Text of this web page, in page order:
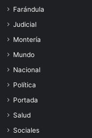
Farándula
Judicial
Montería
Mundo
Nacional
Política
Portada
Salud
Sociales